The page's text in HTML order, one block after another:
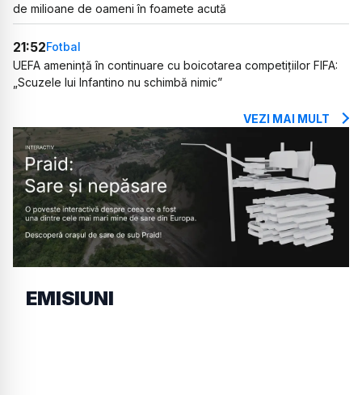
de milioane de oameni în foamete acută
21:52Fotbal
UEFA amenință în continuare cu boicotarea competițiilor FIFA:
„Scuzele lui Infantino nu schimbă nimic”
VEZI MAI MULT
EMISIUNI